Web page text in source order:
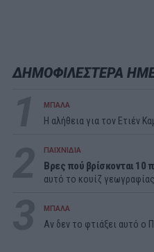
ΔΗΜΟΦΙΛΕΣΤΕΡΑ
ΜΠΑΛΑ
Η αλήθεια για τον Ετιέν
ΠΑΙΧΝΙΔΙΑ
Βρες πού βρίσκονται 10
αυτό το κουίζ
ΜΠΑΛΑ
Αν δεν το φτιάξει αυτό ο